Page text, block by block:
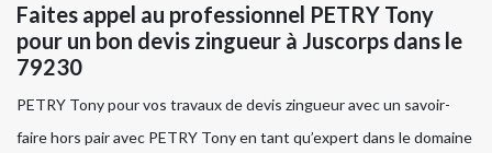
Faites appel au professionnel PETRY Tony
pour un bon devis zingueur à Juscorps dans le
79230
PETRY Tony pour vos travaux de devis zingueur avec un savoir-
faire hors pair avec PETRY Tony en tant qu’expert dans le domaine